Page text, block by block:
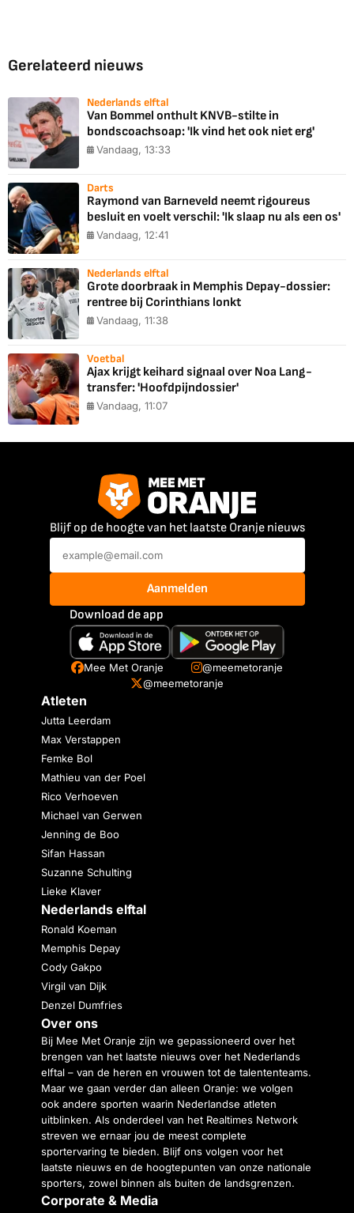
Gerelateerd nieuws
Nederlands elftal
Van Bommel onthult KNVB-stilte in
bondscoachsoap: 'Ik vind het ook niet erg'
Vandaag, 13:33
Darts
Raymond van Barneveld neemt rigoureus
besluit en voelt verschil: 'Ik slaap nu als een os'
Vandaag, 12:41
Nederlands elftal
Grote doorbraak in Memphis Depay-dossier:
rentree bij Corinthians lonkt
Vandaag, 11:38
Voetbal
Ajax krijgt keihard signaal over Noa Lang-
transfer: 'Hoofdpijndossier'
Vandaag, 11:07
Blijf op de hoogte van het laatste Oranje nieuws
Aanmelden
Download de app
Mee Met Oranje
@meemetoranje
@meemetoranje
Atleten
Jutta Leerdam
Max Verstappen
Femke Bol
Mathieu van der Poel
Rico Verhoeven
Michael van Gerwen
Jenning de Boo
Sifan Hassan
Suzanne Schulting
Lieke Klaver
Nederlands elftal
Ronald Koeman
Memphis Depay
Cody Gakpo
Virgil van Dijk
Denzel Dumfries
Over ons
Bij Mee Met Oranje zijn we gepassioneerd over het
brengen van het laatste nieuws over het Nederlands
elftal – van de heren en vrouwen tot de talententeams.
Maar we gaan verder dan alleen Oranje: we volgen
ook andere sporten waarin Nederlandse atleten
uitblinken. Als onderdeel van het Realtimes Network
streven we ernaar jou de meest complete
sportervaring te bieden. Blijf ons volgen voor het
laatste nieuws en de hoogtepunten van onze nationale
sporters, zowel binnen als buiten de landsgrenzen.
Corporate & Media